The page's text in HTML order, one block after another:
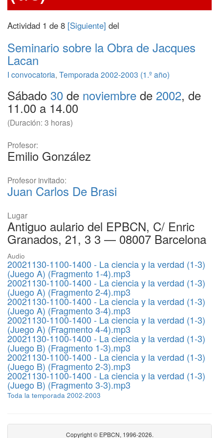
Actividad 1 de 8 [Siguiente] del
Seminario sobre la Obra de Jacques
Lacan
I convocatoria, Temporada 2002-2003 (1.º año)
Sábado 30 de noviembre de 2002, de
11.00 a 14.00
(Duración: 3 horas)
Profesor:
Emilio González
Profesor invitado:
Juan Carlos De Brasi
Lugar
Antiguo aulario del EPBCN, C/ Enric
Granados, 21, 3 3 — 08007 Barcelona
Audio
20021130-1100-1400 - La ciencia y la verdad (1-3)
(Juego A) (Fragmento 1-4).mp3
20021130-1100-1400 - La ciencia y la verdad (1-3)
(Juego A) (Fragmento 2-4).mp3
20021130-1100-1400 - La ciencia y la verdad (1-3)
(Juego A) (Fragmento 3-4).mp3
20021130-1100-1400 - La ciencia y la verdad (1-3)
(Juego A) (Fragmento 4-4).mp3
20021130-1100-1400 - La ciencia y la verdad (1-3)
(Juego B) (Fragmento 1-3).mp3
20021130-1100-1400 - La ciencia y la verdad (1-3)
(Juego B) (Fragmento 2-3).mp3
20021130-1100-1400 - La ciencia y la verdad (1-3)
(Juego B) (Fragmento 3-3).mp3
Toda la temporada 2002-2003
Copyright © EPBCN, 1996-2026.